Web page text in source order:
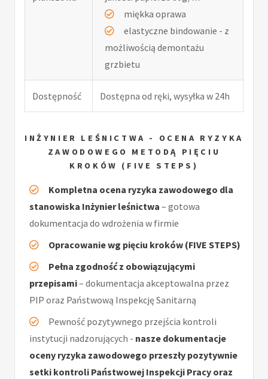
miękka oprawa
elastyczne bindowanie - z
możliwością demontażu
grzbietu
Dostępność Dostępna od ręki, wysyłka w 24h
INŻYNIER LEŚNICTWA - OCENA RYZYKA
ZAWODOWEGO METODĄ PIĘCIU
KROKÓW (FIVE STEPS)
Kompletna ocena ryzyka zawodowego dla
stanowiska Inżynier leśnictwa – gotowa
dokumentacja do wdrożenia w firmie
Opracowanie wg pięciu kroków (FIVE STEPS)
Pełna zgodność z obowiązującymi
przepisami– dokumentacja akceptowalna przez
PIP oraz Państwową Inspekcję Sanitarną
Pewność pozytywnego przejścia kontroli
instytucji nadzorujących - nasze dokumentacje
oceny ryzyka zawodowego przeszły pozytywnie
setki kontroli Państwowej Inspekcji Pracy oraz